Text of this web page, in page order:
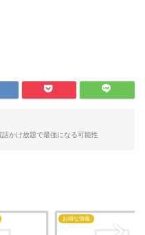
かけ放題で最強になる可能性
お得な情報